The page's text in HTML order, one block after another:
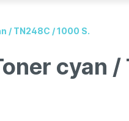
/ TN248C / 1000 S.
cyan